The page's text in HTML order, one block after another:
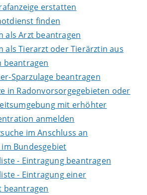
erstatten
finden
als Arzt beantragen
als Tierarzt oder Tierärztin aus
beantragen
Sparzulage beantragen
in Radonvorsorgegebieten oder
mit erhöhter
anmelden
im Anschluss an
Bundesgebiet
- Eintragung beantragen
- Eintragung einer
beantragen